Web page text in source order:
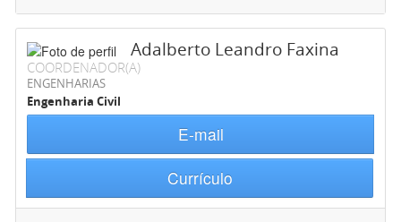
Adalberto Leandro Faxina
COORDENADOR(A)
ENGENHARIAS
Engenharia Civil
E-mail
Currículo